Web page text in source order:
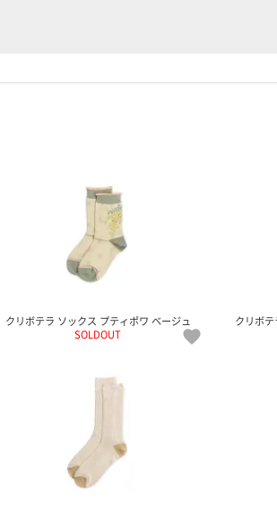
クリボテラ ソックス プティポワ ベージュ
SOLDOUT
クリボテ